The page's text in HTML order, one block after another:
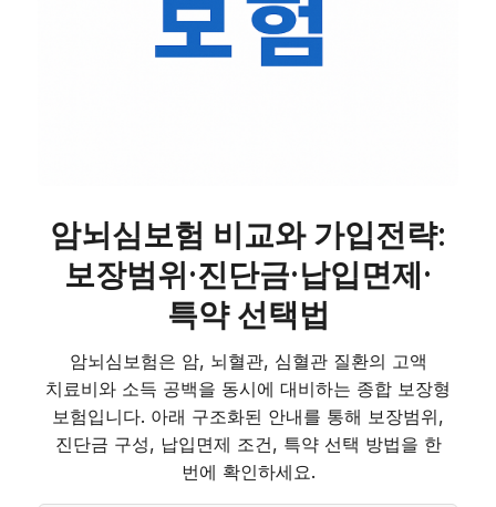
암뇌심보험 비교와 가입전략:
보장범위·진단금·납입면제·
특약 선택법
암뇌심보험은 암, 뇌혈관, 심혈관 질환의 고액
치료비와 소득 공백을 동시에 대비하는 종합 보장형
보험입니다. 아래 구조화된 안내를 통해 보장범위,
진단금 구성, 납입면제 조건, 특약 선택 방법을 한
번에 확인하세요.